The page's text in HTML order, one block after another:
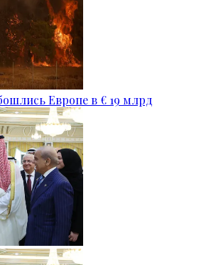
Европе в € 19 млрд